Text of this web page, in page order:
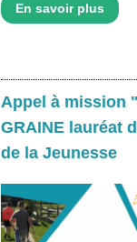
En savoir plus
Appel à mission
GRAINE lauréat
de la Jeunesse